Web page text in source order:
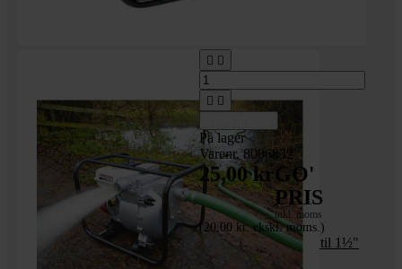
 
 
På lager
Varenr. 8006832
25,00 krGO'
PRIS
inkl. moms
(20,00 kr. ekskl. moms.)
_Løs gummipakning til 1½"
vandpumpestuds